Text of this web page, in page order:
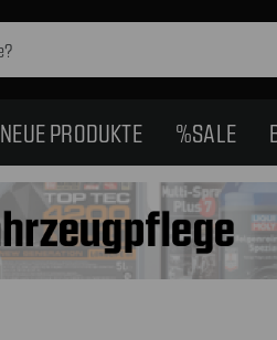
NEUE PRODUKTE %SALE